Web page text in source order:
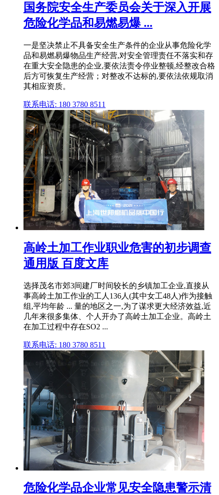
国务院安全生产委员会关于深入开展
危险化学品和易燃易爆 ...
一是坚决禁止不具备安全生产条件的企业从事危险化学
品和易燃易爆物品生产经营,对安全管理责任不落实和存
在重大安全隐患的企业,要依法责令停业整顿,经整改合格
后方可恢复生产经营；对整改不达标的,要依法依规取消
其相应资质。
联系电话: 180 3780 8511
高岭土加工作业职业危害的初步调查
通用版 百度文库
选择茂名市郊3间建厂时间较长的乡镇加工企业,直接从
事高岭土加工作业的工人136人(其中女工48人)作为接触
组,平均年龄 ... 量的地区之一,为了谋求更大经济效益,近
几年来很多集体、个人开办了高岭土加工企业。高岭土
在加工过程中存在SO2 ...
联系电话: 180 3780 8511
危险化学品企业常见安全隐患警示清